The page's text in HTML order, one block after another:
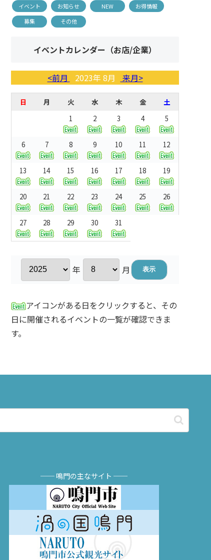
イベント お知らせ NEW
お得情報
募集
その他
イベントカレンダー（お店/企業）
<前月 2023年 8月 来月>
日 月 火 水 木 金
土
1
2 3 4 5
6 7 8 9 10 11 12
13 14 15 16 17 18 19
20 21 22 23 24 25 26
27 28 29 30 31
年 月
アイコンがある日をクリックすると、その
日に開催されるイベントの一覧が確認できま
す。
── 鳴門の主なサイト ──